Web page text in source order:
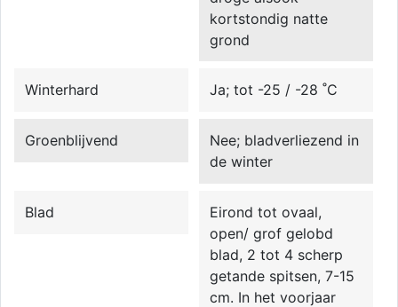
kortstondig natte
grond
Winterhard Ja; tot -25 / -28 ˚C
Groenblijvend
Nee; bladverliezend in
de winter
Blad
Eirond tot ovaal,
open/ grof gelobd
blad, 2 tot 4 scherp
getande spitsen, 7-15
cm. In het voorjaar